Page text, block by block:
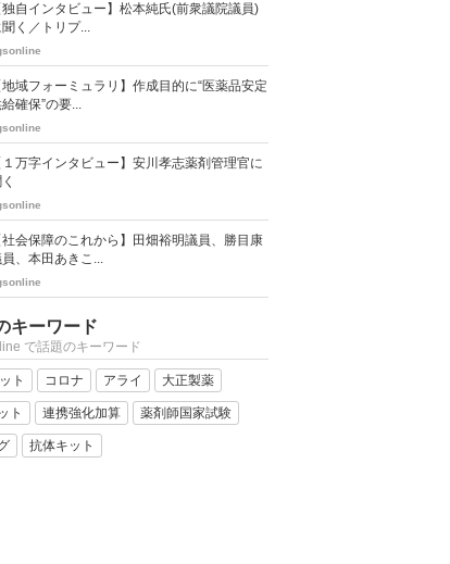
独自インタビュー】松本純氏(前衆議院議員)
聞く／トリプ...
地域フォーミュラリ】作成目的に“医薬品安定
確保”の要...
１万字インタビュー】安川孝志薬剤管理官に
社会保障のこれから】田畑裕明議員、勝目康
員、本田あきこ...
キーワード
で話題のキーワード
ト コロナ アライ 大正製薬
ト 連携強化加算 薬剤師国家試験
抗体キット